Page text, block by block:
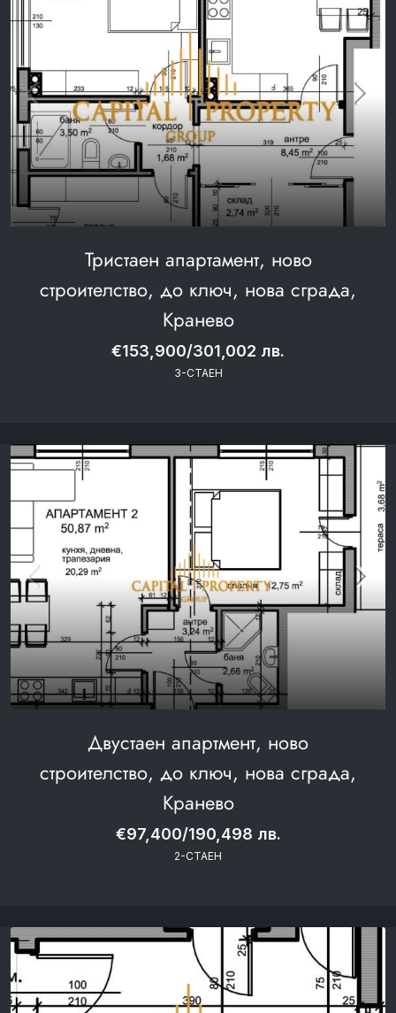
Тристаен апартамент, ново
строителство, до ключ, нова сграда,
Кранево
€153,900/301,002 лв.
3-СТАЕН
Двустаен апартмент, ново
строителство, до ключ, нова сграда,
Кранево
€97,400/190,498 лв.
2-СТАЕН